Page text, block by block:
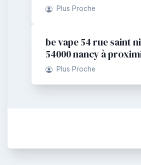
Plus Proche
be vape 54 rue saint
54000 nancy à
Plus Proche